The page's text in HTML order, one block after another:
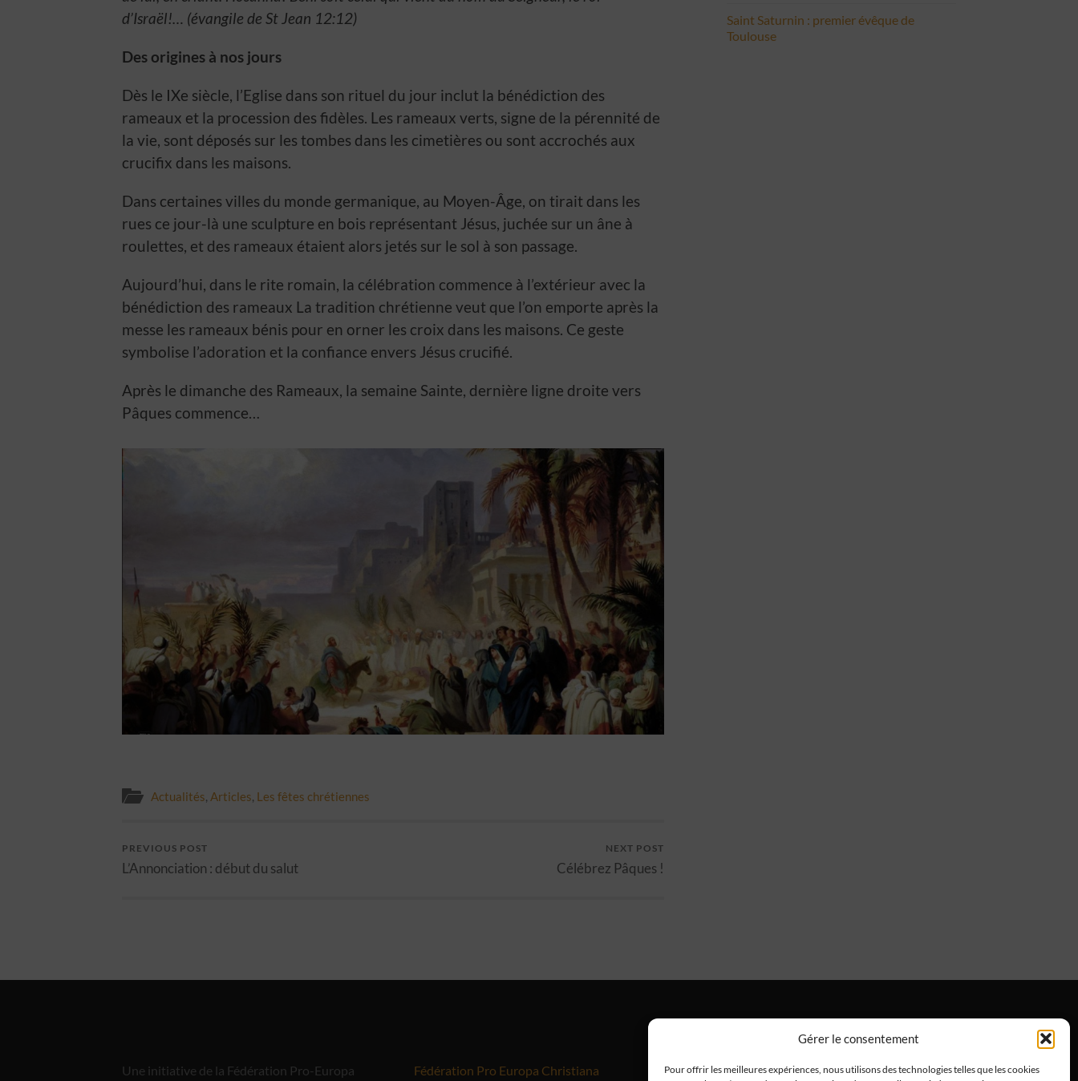
Gérer le consentement
Pour offrir les meilleures expériences, nous utilisons des technologies telles que les cookies
d’Israël!… (évangile de St Jean 12:12)
Des origines à nos jours
Dès le IXe siècle, l’Eglise dans son rituel du jour inclut la bénédiction des
rameaux et la procession des fidèles. Les rameaux verts, signe de la pérennité de
la vie, sont déposés sur les tombes dans les cimetières ou sont accrochés aux
crucifix dans les maisons.
Dans certaines villes du monde germanique, au Moyen-Âge, on tirait dans les
rues ce jour-là une sculpture en bois représentant Jésus, juchée sur un âne à
roulettes, et des rameaux étaient alors jetés sur le sol à son passage.
Aujourd’hui, dans le rite romain, la célébration commence à l’extérieur avec la
bénédiction des rameaux La tradition chrétienne veut que l’on emporte après la
messe les rameaux bénis pour en orner les croix dans les maisons. Ce geste
symbolise l’adoration et la confiance envers Jésus crucifié.
Après le dimanche des Rameaux, la semaine Sainte, dernière ligne droite vers
Pâques commence…
Actualités, Articles, Les fêtes chrétiennes
PREVIOUS POST
L’Annonciation : début du salut
NEXT POST
Célébrez Pâques !
Saint Saturnin : premier évêque de
Toulouse
Une initiative de la Fédération Pro-Europa Fédération Pro Europa Christiana Mentions Légales